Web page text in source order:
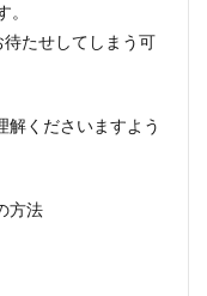
たせしてしまう可
解くださいますよう
方法